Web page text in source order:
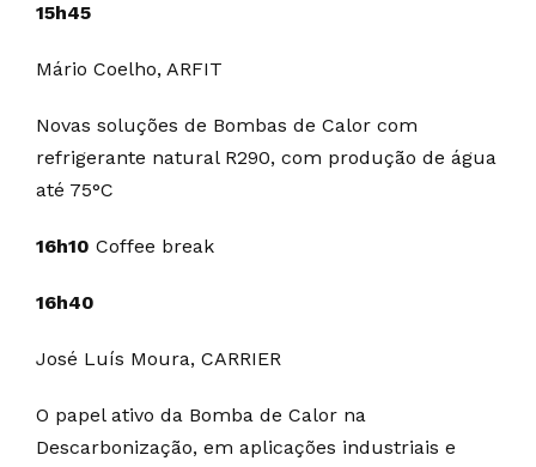
15h45
Mário Coelho, ARFIT
Novas soluções de Bombas de Calor com
refrigerante natural R290, com produção de água
até 75°C
16h10 Coffee break
16h40
José Luís Moura, CARRIER
O papel ativo da Bomba de Calor na
Descarbonização, em aplicações industriais e